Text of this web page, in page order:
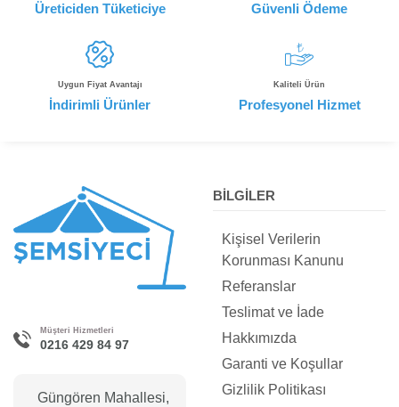
Üreticiden Tüketiciye Güvenli Ödeme
Uygun Fiyat Avantajı
İndirimli Ürünler
Kaliteli Ürün
Profesyonel Hizmet
Müşteri Hizmetleri
0216 429 84 97
Güngören Mahallesi,
BİLGİLER
Kişisel Verilerin
Korunması Kanunu
Referanslar
Teslimat ve İade
Hakkımızda
Garanti ve Koşullar
Gizlilik Politikası